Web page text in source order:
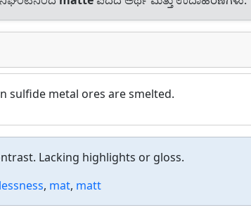
sulfide metal ores are smelted.
Lacking highlights or gloss.
, mat, matt